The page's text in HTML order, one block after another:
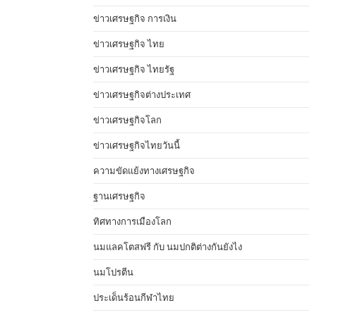
ข่าวเศรษฐกิจ การเงิน
ข่าวเศรษฐกิจ ไทย
ข่าวเศรษฐกิจ ไทยรัฐ
ข่าวเศรษฐกิจต่างประเทศ
ข่าวเศรษฐกิจโลก
ข่าวเศรษฐกิจไทยวันนี้
ความขัดแย้งทางเศรษฐกิจ
ฐานเศรษฐกิจ
ทิศทางการเมืองโลก
นมแลคโตสฟรี กับ นมปกติต่างกันยังไง
นมโปรตีน
ประเด็นร้อนกีฬาไทย